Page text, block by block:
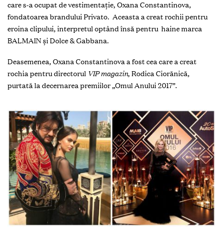
care s-a ocupat de vestimentație, Oxana Constantinova,
fondatoarea brandului Privato. Aceasta a creat rochii pentru
eroina clipului, interpretul optând însă pentru haine marca
BALMAIN și Dolce & Gabbana.
Deasemenea, Oxana Constantinova a fost cea care a creat
rochia pentru directorul VIP magazin, Rodica Ciorănică,
purtată la decernarea premiilor „Omul Anului 2017”.